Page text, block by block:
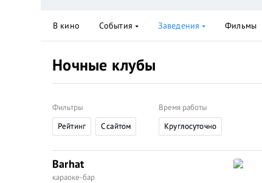
Ночные клубы
Фильтры
Рейтинг
C сайтом
Время работы
Круглосуточно
Barhat
караоке-бар
В кино События Заведения Фильмы